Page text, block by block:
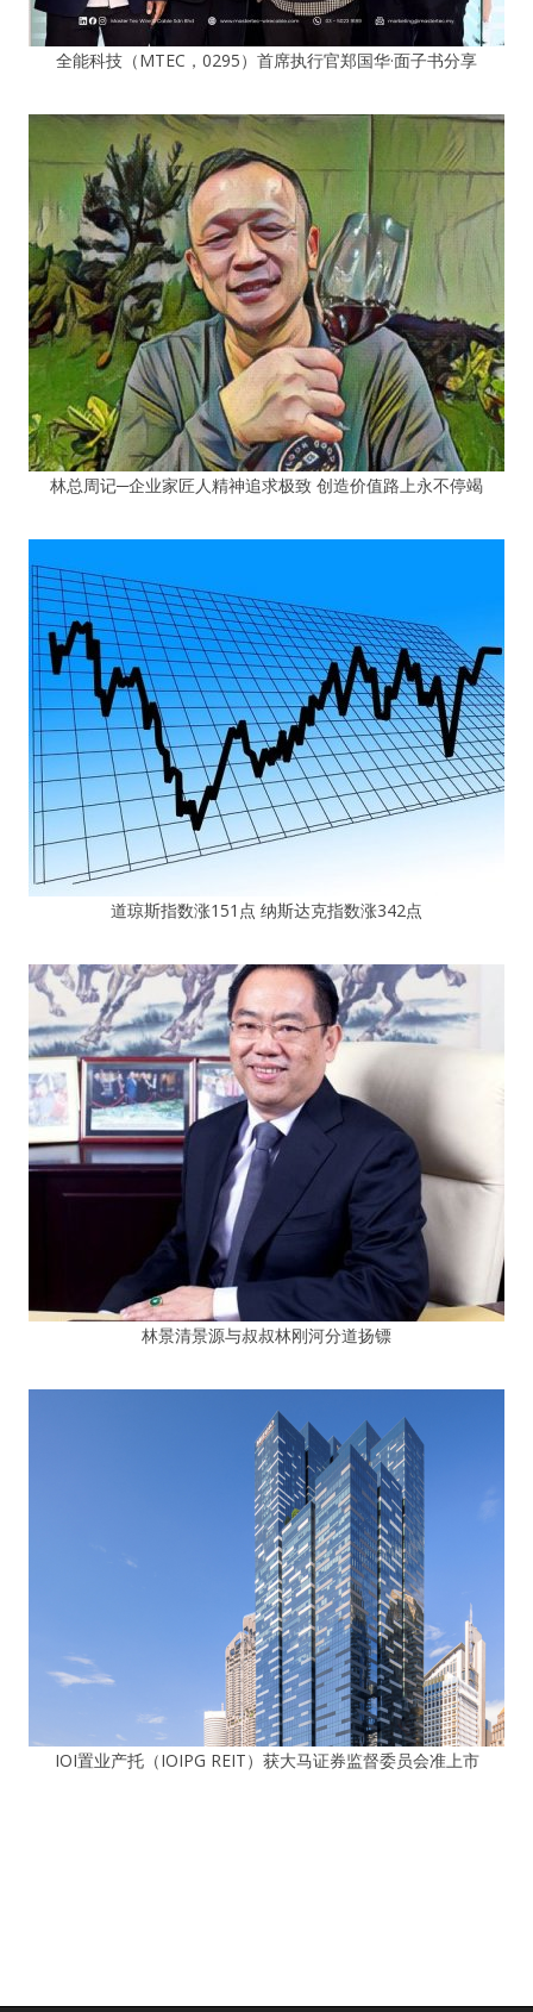
全能科技（MTEC，0295）首席执行官郑国华·面子书分享
林总周记─企业家匠人精神追求极致 创造价值路上永不停竭
道琼斯指数涨151点 纳斯达克指数涨342点
林景清景源与叔叔林刚河分道扬镖
IOI置业产托（IOIPG REIT）获大马证券监督委员会准上市